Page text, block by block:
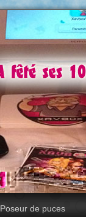
Poseur de puces